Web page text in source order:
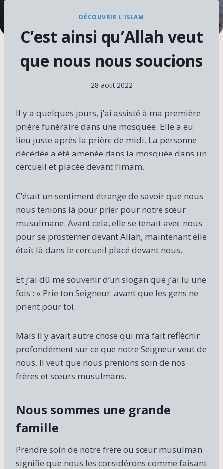
DÉCOUVRIR L'ISLAM
C’est ainsi qu’Allah veut
que nous nous soucions
28 août 2022
Il y a quelques jours, j’ai assisté à ma première
prière funéraire dans une mosquée. Elle a eu
lieu juste après la prière de midi. La personne
décédée a été amenée dans la mosquée dans un
cercueil et placée devant l’imam.
C’était un sentiment étrange de savoir que nous
nous tenions là pour prier pour notre sœur
musulmane. Avant cela, elle se tenait avec nous
pour se prosterner devant Allah, maintenant elle
était là dans le cercueil placé devant nous.
Et j’ai dû me souvenir d’un slogan que j’ai lu une
fois : « Prie ton Seigneur, avant que les gens ne
prient pour toi.
Mais il y avait autre chose qui m’a fait réfléchir
profondément sur ce que notre Seigneur veut de
nous. Il veut que nous prenions soin de nos
frères et sœurs musulmans.
Nous sommes une grande
famille
Prendre soin de notre frère ou sœur musulman
signifie que nous les considérons comme faisant